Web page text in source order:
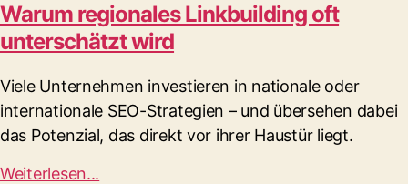
Warum regionales Linkbuilding oft
unterschätzt wird
Viele Unternehmen investieren in nationale oder
internationale SEO-Strategien – und übersehen dabei
das Potenzial, das direkt vor ihrer Haustür liegt.
Weiterlesen...